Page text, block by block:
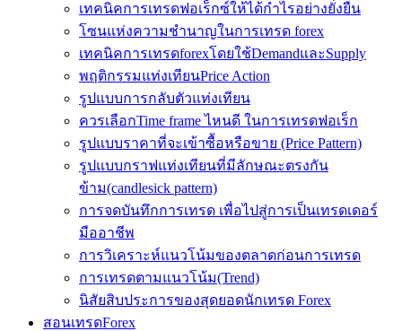
เทคนิคการเทรดฟอเร็กซ์ให้ได้กำไรอย่างยั่งยืน
โซนแห่งความชำนาญในการเทรด forex
เทคนิคการเทรดforexโดยใช้DemandและSupply
พฤติกรรมแท่งเทียนPrice Action
รูปแบบการกลับตัวแท่งเทียน
ควรเลือกTime frame ไหนดี ในการเทรดฟอเร็ก
รูปแบบราคาที่จะเข้าซื้อหรือขาย (Price Pattern)
รูปแบบกราฟแท่งเทียนที่มีลักษณะตรงกัน
ข้าม(candlesick pattern)
การจดบันทึกการเทรด เพื่อไปสู่การเป็นเทรดเดอร์
มืออาชีพ
การวิเคราะห์แนวโน้มของตลาดก่อนการเทรด
การเทรดตามแนวโน้ม(Trend)
นิสัยสิบประการของสุดยอดนักเทรด Forex
สอนเทรดForex